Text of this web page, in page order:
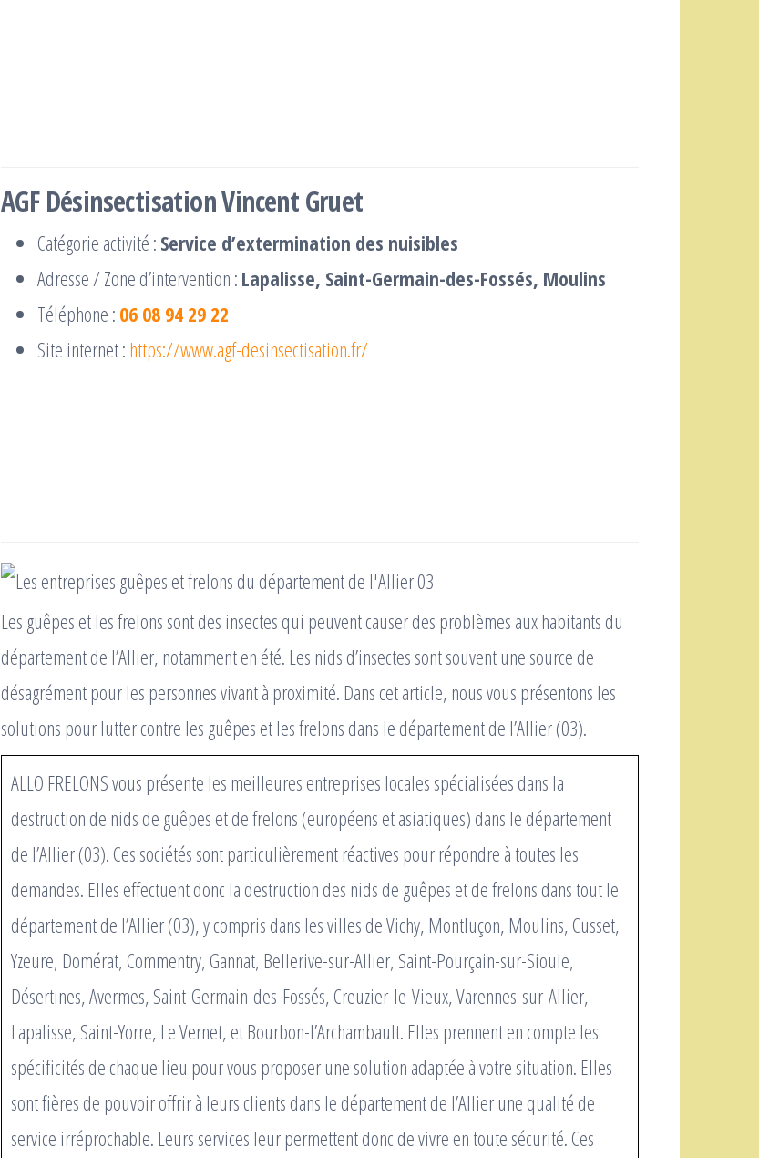
AGF Désinsectisation Vincent Gruet
Catégorie activité : Service d’extermination des nuisibles
Adresse / Zone d’intervention : Lapalisse, Saint-Germain-des-Fossés, Moulins
Téléphone : 06 08 94 29 22
Site internet : https://www.agf-desinsectisation.fr/
Les guêpes et les frelons sont des insectes qui peuvent causer des problèmes aux habitants du
département de l’Allier, notamment en été. Les nids d’insectes sont souvent une source de
désagrément pour les personnes vivant à proximité. Dans cet article, nous vous présentons les
solutions pour lutter contre les guêpes et les frelons dans le département de l’Allier (03).
ALLO FRELONS vous présente les meilleures entreprises locales spécialisées dans la
destruction de nids de guêpes et de frelons (européens et asiatiques) dans le département
de l’Allier (03). Ces sociétés sont particulièrement réactives pour répondre à toutes les
demandes. Elles effectuent donc la destruction des nids de guêpes et de frelons dans tout le
département de l’Allier (03), y compris dans les villes de Vichy, Montluçon, Moulins, Cusset,
Yzeure, Domérat, Commentry, Gannat, Bellerive-sur-Allier, Saint-Pourçain-sur-Sioule,
Désertines, Avermes, Saint-Germain-des-Fossés, Creuzier-le-Vieux, Varennes-sur-Allier,
Lapalisse, Saint-Yorre, Le Vernet, et Bourbon-l’Archambault. Elles prennent en compte les
spécificités de chaque lieu pour vous proposer une solution adaptée à votre situation. Elles
sont fières de pouvoir offrir à leurs clients dans le département de l’Allier une qualité de
service irréprochable. Leurs services leur permettent donc de vivre en toute sécurité. Ces